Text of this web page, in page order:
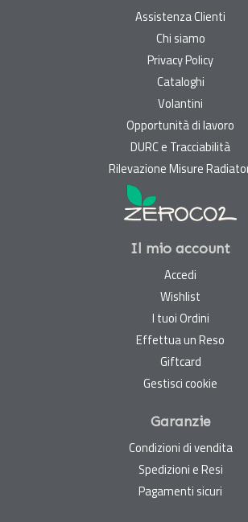
Assistenza Clienti
Chi siamo
Privacy Policy
Cataloghi
Volantini
Opportunità di lavoro
DURC e Tracciabilità
Rilevazione Misure
Il mio account
Accedi
Wishlist
I tuoi Ordini
Effettua un Reso
Giftcard
Gestisci cookie
Garanzie
Condizioni di vendita
Spedizioni e Resi
Pagamenti sicuri